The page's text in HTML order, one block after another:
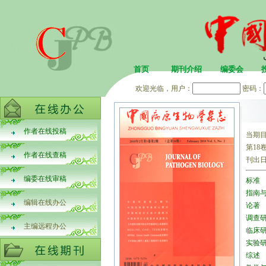
首页 期刊介绍 编委会
欢迎光临，用户： 密码：
作者在线投稿
作者在线查稿
编委在线审稿
编辑在线办公
主编远程办公
当期
第18
刊出
标准
指南
论著
调查
临床
实验
综述